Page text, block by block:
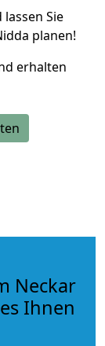
Sie
planen!
erhalten
Neckar
Ihnen